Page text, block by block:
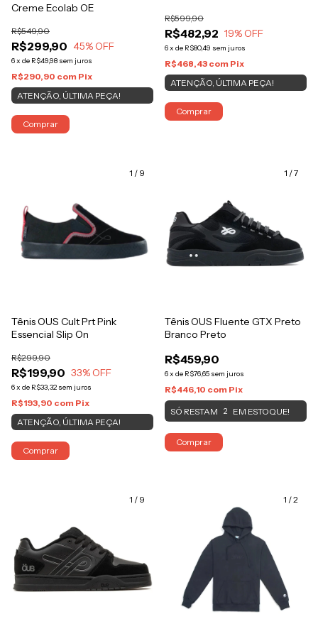
Creme Ecolab OE
R$299,90
R$549,90
45% OFF
6x de R$49,98 sem juros
R$290,90 com Pix
ATENÇÃO, ÚLTIMA PEÇA!
Comprar
R$482,92
R$599,90
19% OFF
6x de R$80,49 sem juros
R$468,43 com Pix
ATENÇÃO, ÚLTIMA PEÇA!
Comprar
1 / 9
Tênis OUS Cult Prt Pink
Essencial Slip On
R$199,90
R$299,90
33% OFF
6x de R$33,32 sem juros
R$193,90 com Pix
ATENÇÃO, ÚLTIMA PEÇA!
Comprar
1 /7
Tênis OUS Fluente GTX Preto
Branco Preto
R$459,90
6x de R$76,65 sem juros
R$446,10 com Pix
SÓ RESTAM 2 EM ESTOQUE!
Comprar
1 / 9 1 /2